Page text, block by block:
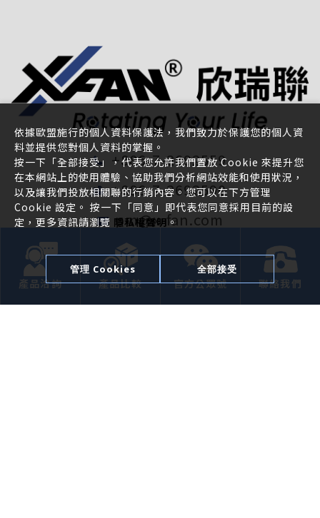
+886-7-2692559
+886-7-2692590
pm@x-fan.com
80247 臺灣高雄市苓雅區新光路 38 號 39
樓
產品洽詢 產品比較 官方公眾號 聯絡我們
依據歐盟施行的個人資料保護法，我們致力於保護您的個人資
料並提供您對個人資料的掌握。
按一下「全部接受」，代表您允許我們置放 Cookie 來提升您
在本網站上的使用體驗、協助我們分析網站效能和使用狀況，
以及讓我們投放相關聯的行銷內容。您可以在下方管理
Cookie 設定。 按一下「同意」即代表您同意採用目前的設
定，更多資訊請瀏覽 隱私權聲明。
管理 Cookies 全部接受